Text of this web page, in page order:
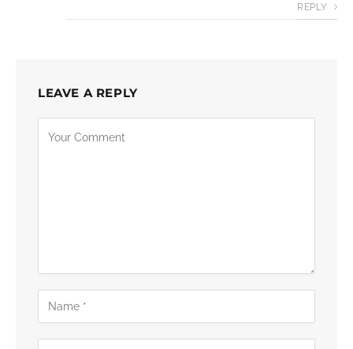
REPLY
LEAVE A REPLY